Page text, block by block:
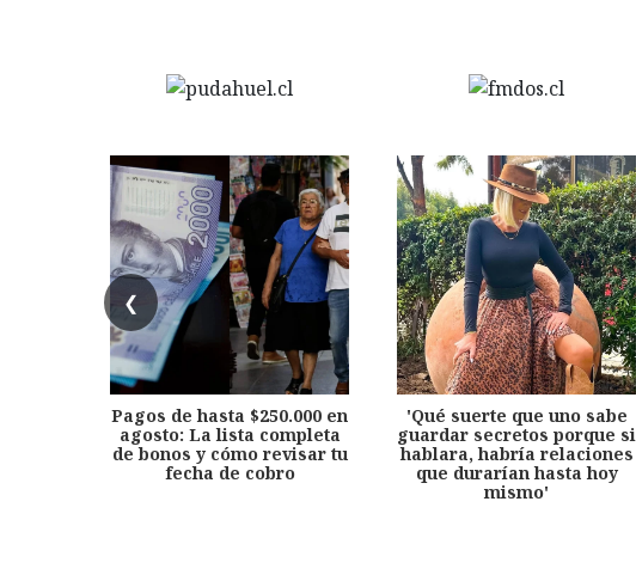
❮
Pagos de hasta $250.000 en
agosto: La lista completa
de bonos y cómo revisar tu
fecha de cobro
'Qué suerte que uno sabe
guardar secretos porque si
hablara, habría relaciones
que durarían hasta hoy
mismo'